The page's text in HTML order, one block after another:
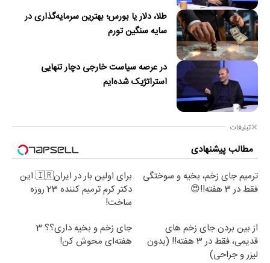
طلا، دلار یا بورس؛ بهترین سرمایه‌گذاری در
سایه سنگین تورم
در عرصه سیاست خارجی دچار تنهایی
استراتژیک شده‌ایم
تبلیغات
مطالب پیشنهادی
ترمیم جای زخم، بخیه و سوختگی
فقط در 3 هفته!!😍
برای اولین بار در ایران🇮🇷 این
دکتر کرم ترمیم کننده 23 روزه
ساخت!
از بین بردن جای زخم های
قدیمی، فقط در 3 هفته!! (بدون
لیزر و جراحی)
جای زخم و بخیه داری؟؟ 3
هفته‌ای محوش کن!